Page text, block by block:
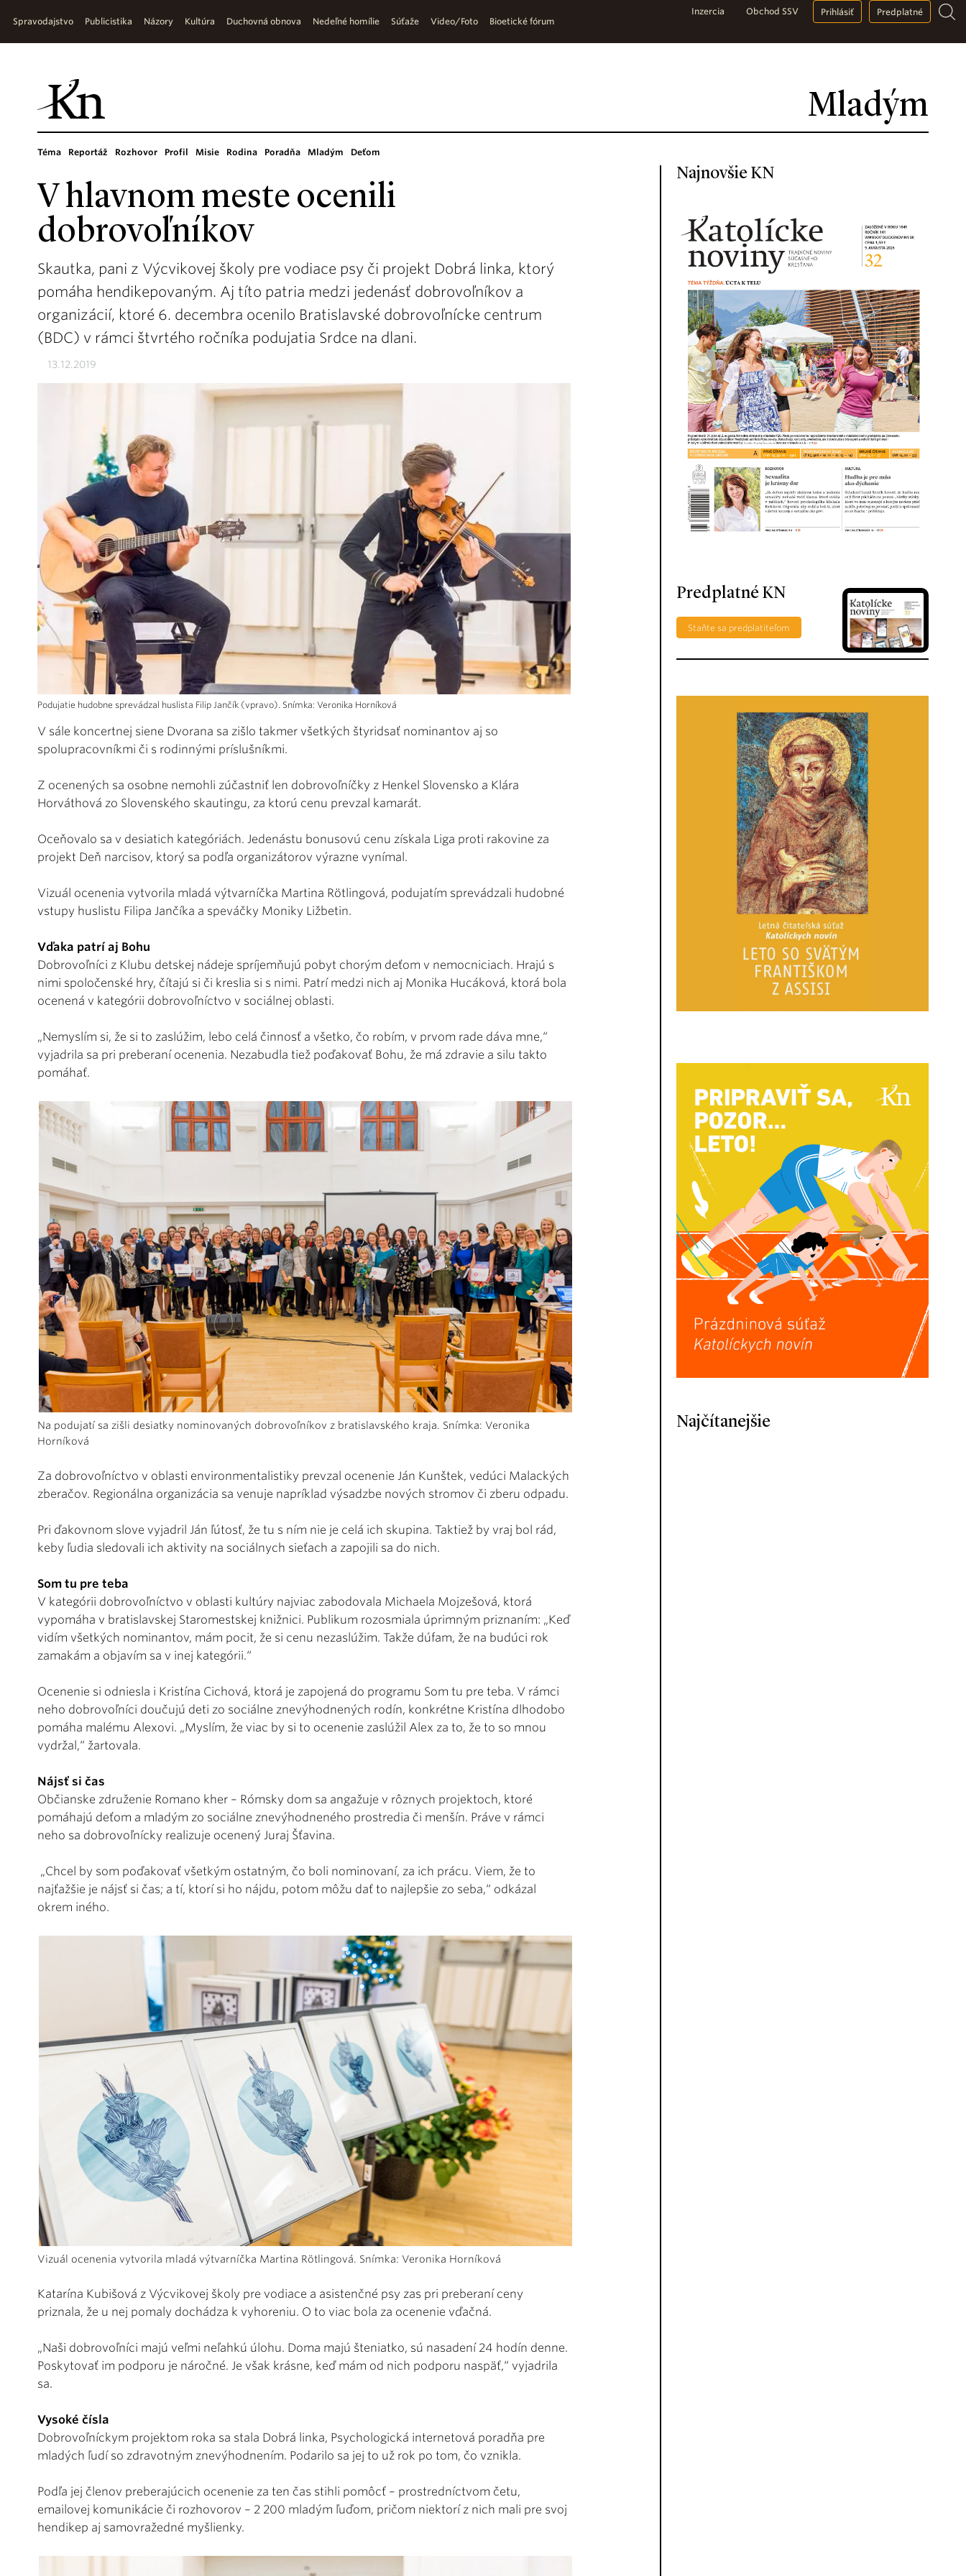
Mladým
Spravodajstvo Publicistika Názory Kultúra Duchovná obnova Nedeľné homílie Súťaže Video/Foto Bioetické fórum
Inzercia Obchod SSV Prihlásiť Predplatné
Téma Reportáž Rozhovor Profil Misie Rodina Poradňa Mladým Deťom
V hlavnom meste ocenili
dobrovoľníkov
Skautka, pani z Výcvikovej školy pre vodiace psy či projekt Dobrá linka, ktorý
pomáha hendikepovaným. Aj títo patria medzi jedenásť dobrovoľníkov a
organizácií, ktoré 6. decembra ocenilo Bratislavské dobrovoľnícke centrum
(BDC) v rámci štvrtého ročníka podujatia Srdce na dlani.
13.12.2019
Podujatie hudobne sprevádzal huslista Filip Jančík (vpravo). Snímka: Veronika Horníková
V sále koncertnej siene Dvorana sa zišlo takmer všetkých štyridsať nominantov aj so
spolupracovníkmi či s rodinnými príslušníkmi.
Z ocenených sa osobne nemohli zúčastniť len dobrovoľníčky z Henkel Slovensko a Klára
Horváthová zo Slovenského skautingu, za ktorú cenu prevzal kamarát.
Oceňovalo sa v desiatich kategóriách. Jedenástu bonusovú cenu získala Liga proti rakovine za
projekt Deň narcisov, ktorý sa podľa organizátorov výrazne vynímal.
Vizuál ocenenia vytvorila mladá výtvarníčka Martina Rötlingová, podujatím sprevádzali hudobné
vstupy huslistu Filipa Jančíka a speváčky Moniky Ližbetin.
Vďaka patrí aj Bohu
Dobrovoľníci z Klubu detskej nádeje spríjemňujú pobyt chorým deťom v nemocniciach. Hrajú s
nimi spoločenské hry, čítajú si či kreslia si s nimi. Patrí medzi nich aj Monika Hucáková, ktorá bola
ocenená v kategórii dobrovoľníctvo v sociálnej oblasti.
„Nemyslím si, že si to zaslúžim, lebo celá činnosť a všetko, čo robím, v prvom rade dáva mne,“
vyjadrila sa pri preberaní ocenenia. Nezabudla tiež poďakovať Bohu, že má zdravie a silu takto
pomáhať.
Na podujatí sa zišli desiatky nominovaných dobrovoľníkov z bratislavského kraja. Snímka: Veronika
Horníková
Za dobrovoľníctvo v oblasti environmentalistiky prevzal ocenenie Ján Kunštek, vedúci Malackých
zberačov. Regionálna organizácia sa venuje napríklad výsadzbe nových stromov či zberu odpadu.
Pri ďakovnom slove vyjadril Ján ľútosť, že tu s ním nie je celá ich skupina. Taktiež by vraj bol rád,
keby ľudia sledovali ich aktivity na sociálnych sieťach a zapojili sa do nich.
Som tu pre teba
V kategórii dobrovoľníctvo v oblasti kultúry najviac zabodovala Michaela Mojzešová, ktorá
vypomáha v bratislavskej Staromestskej knižnici. Publikum rozosmiala úprimným priznaním: „Keď
vidím všetkých nominantov, mám pocit, že si cenu nezaslúžim. Takže dúfam, že na budúci rok
zamakám a objavím sa v inej kategórii.“
Ocenenie si odniesla i Kristína Cichová, ktorá je zapojená do programu Som tu pre teba. V rámci
neho dobrovoľníci doučujú deti zo sociálne znevýhodnených rodín, konkrétne Kristína dlhodobo
pomáha malému Alexovi. „Myslím, že viac by si to ocenenie zaslúžil Alex za to, že to so mnou
vydržal,“ žartovala.
Nájsť si čas
Občianske združenie Romano kher – Rómsky dom sa angažuje v rôznych projektoch, ktoré
pomáhajú deťom a mladým zo sociálne znevýhodneného prostredia či menšín. Práve v rámci
neho sa dobrovoľnícky realizuje ocenený Juraj Šťavina.
„Chcel by som poďakovať všetkým ostatným, čo boli nominovaní, za ich prácu. Viem, že to
najťažšie je nájsť si čas; a tí, ktorí si ho nájdu, potom môžu dať to najlepšie zo seba,“ odkázal
okrem iného.
Vizuál ocenenia vytvorila mladá výtvarníčka Martina Rötlingová. Snímka: Veronika Horníková
Katarína Kubišová z Výcvikovej školy pre vodiace a asistenčné psy zas pri preberaní ceny
priznala, že u nej pomaly dochádza k vyhoreniu. O to viac bola za ocenenie vďačná.
„Naši dobrovoľníci majú veľmi neľahkú úlohu. Doma majú šteniatko, sú nasadení 24 hodín denne.
Poskytovať im podporu je náročné. Je však krásne, keď mám od nich podporu naspäť,“ vyjadrila
sa.
Vysoké čísla
Dobrovoľníckym projektom roka sa stala Dobrá linka, Psychologická internetová poradňa pre
mladých ľudí so zdravotným znevýhodnením. Podarilo sa jej to už rok po tom, čo vznikla.
Podľa jej členov preberajúcich ocenenie za ten čas stihli pomôcť – prostredníctvom četu,
emailovej komunikácie či rozhovorov – 2 200 mladým ľuďom, pričom niektorí z nich mali pre svoj
hendikep aj samovražedné myšlienky.
Najnovšie KN
Predplatné KN
Staňte sa predplatiteľom
Najčítanejšie